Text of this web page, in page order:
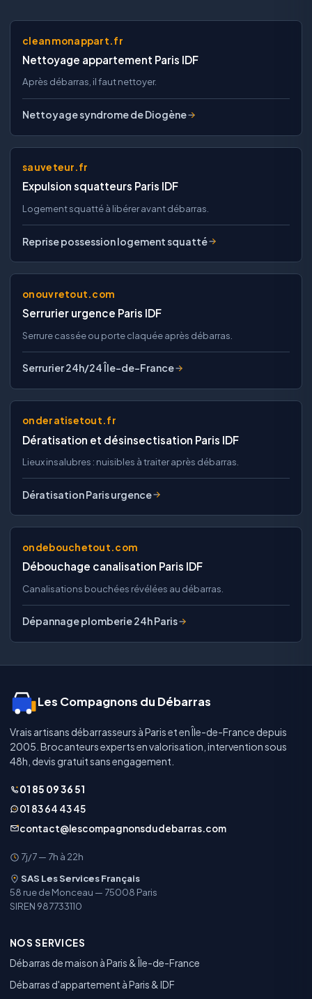
cleanmonappart.fr
Nettoyage appartement Paris IDF
Après débarras, il faut nettoyer.
Nettoyage syndrome de Diogène
sauveteur.fr
Expulsion squatteurs Paris IDF
Logement squatté à libérer avant débarras.
Reprise possession logement squatté
onouvretout.com
Serrurier urgence Paris IDF
Serrure cassée ou porte claquée après débarras.
Serrurier 24h/24 Île-de-France
onderatisetout.fr
Dératisation et désinsectisation Paris IDF
Lieux insalubres : nuisibles à traiter après débarras.
Dératisation Paris urgence
ondebouchetout.com
Débouchage canalisation Paris IDF
Canalisations bouchées révélées au débarras.
Dépannage plomberie 24h Paris
Les Compagnons du Débarras
Vrais artisans débarrasseurs à Paris et en Île-de-France depuis
2005. Brocanteurs experts en valorisation, intervention sous
48h, devis gratuit sans engagement.
01 85 09 36 51
01 83 64 43 45
contact@lescompagnonsdudebarras.com
7j/7 — 7h à 22h
SAS Les Services Français
58 rue de Monceau — 75008 Paris
SIREN 987733110
NOS SERVICES
Débarras de maison à Paris & Île-de-France
Débarras d'appartement à Paris & IDF